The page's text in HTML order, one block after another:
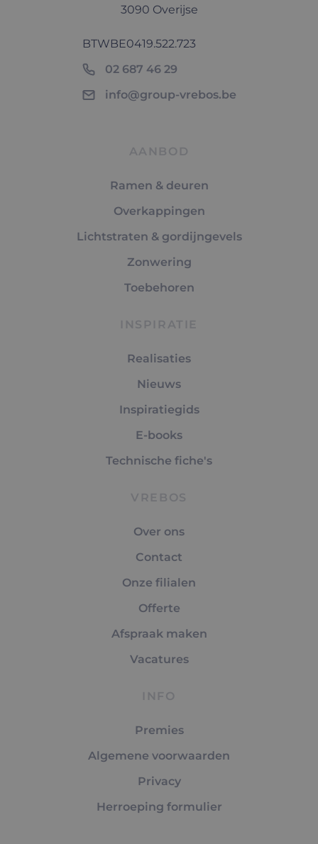
3090 Overijse
BTWBE0419.522.723
02 687 46 29
info@group-vrebos.be
AANBOD
Ramen & deuren
Overkappingen
Lichtstraten & gordijngevels
Zonwering
Toebehoren
INSPIRATIE
Realisaties
Nieuws
Inspiratiegids
E-books
Technische fiche's
VREBOS
Over ons
Contact
Onze filialen
Offerte
Afspraak maken
Vacatures
INFO
Premies
Algemene voorwaarden
Privacy
Herroeping formulier